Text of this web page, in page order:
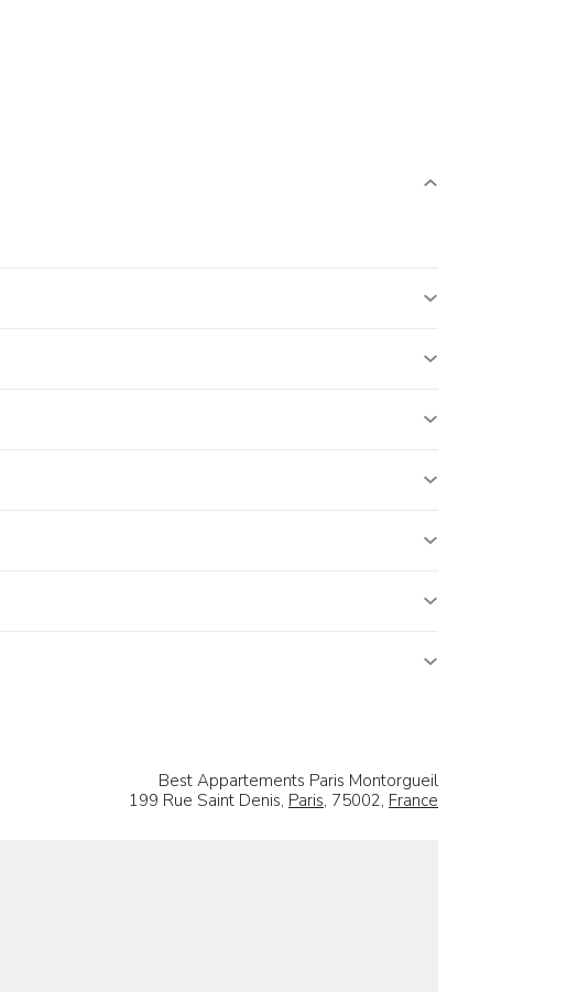
Best Appartements Paris Montorgueil
199 Rue Saint Denis, Paris, 75002, France